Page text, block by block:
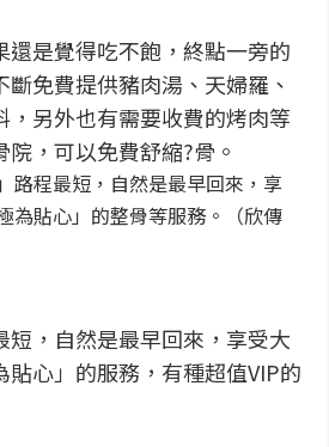
還是覺得吃不飽，終點一旁的
免費提供豬肉湯、天婦羅、
，另外也有需要收費的烤肉等
，可以免費舒縮?骨。
路程最短，自然是最早回來，享
為貼心」的整骨等服務。（欣傳
短，自然是最早回來，享受大
貼心」的服務，有種超值VIP的